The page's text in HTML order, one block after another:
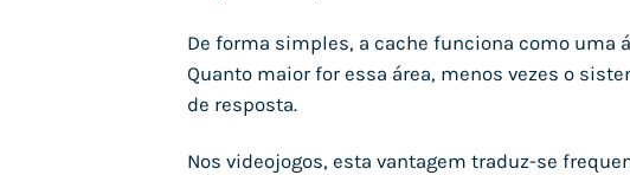
De forma simples, a cache funciona como uma
Quanto maior for essa área, menos vezes o
de resposta.
Nos videojogos, esta vantagem traduz-se